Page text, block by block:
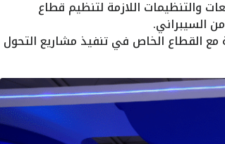
والتنظيمات اللازمة لتنظيم قطاع
السيبراني.
القطاع الخاص في تنفيذ مشاريع التحول